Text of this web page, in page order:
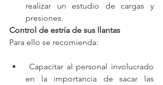
realizar un estudio de cargas y
presiones.
Control de estría de sus llantas
Para ello se recomienda:
en la importancia de sacar las